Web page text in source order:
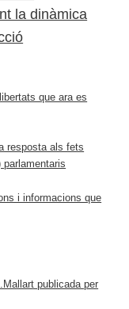
la dinàmica
que ara es
resposta als fets
i informacions que
publicada per